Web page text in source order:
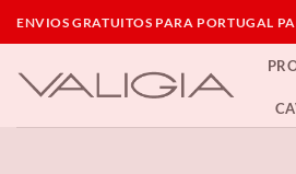
to
content
ENVIOS GRATUITOS PARA PORTUGAL